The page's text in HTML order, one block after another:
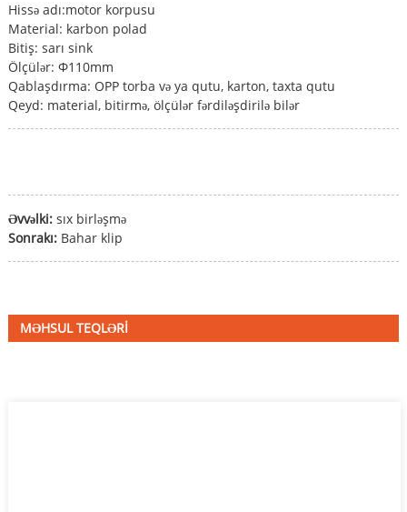
Hissə adı:motor korpusu
Material: karbon polad
Bitiş: sarı sink
Ölçülər: Φ110mm
Qablaşdırma: OPP torba və ya qutu, karton, taxta qutu
Qeyd: material, bitirmə, ölçülər fərdiləşdirilə bilər
Əvvəlki: sıx birləşmə
Sonrakı: Bahar klip
MƏHSUL TEQLƏRI